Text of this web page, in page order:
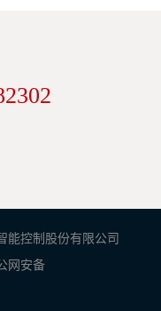
能控制股份有限公司
网安备